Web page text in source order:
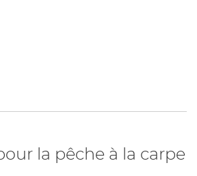
la pêche à la carpe